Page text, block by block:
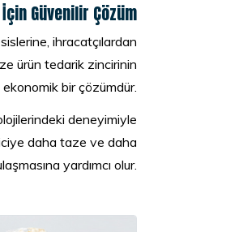
Güvenilir Çözüm
ihracatçılardan
ürün tedarik zincirinin
bir çözümdür.
deneyimiyle
daha taze ve daha
yardımcı olur.